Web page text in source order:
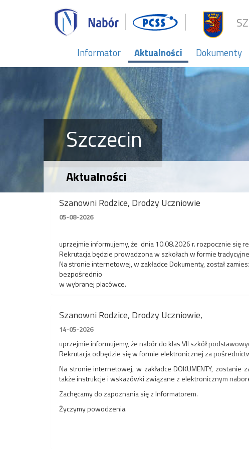
Informator Aktualności Dokumenty
Szczecin
Aktualności
Szanowni Rodzice, Drodzy Uczniowie
05-08-2026
uprzejmie informujemy, że dnia 10.08.2026 r. rozpocznie się
Rekrutacja będzie prowadzona w szkołach w formie
Na stronie internetowej, w zakładce Dokumenty, został
bezpośrednio
w wybranej placówce.
Szanowni Rodzice, Drodzy Uczniowie,
14-05-2026
uprzejmie informujemy, że nabór do klas VII szkół
Rekrutacja odbędzie się w formie elektronicznej za
Na stronie internetowej, w zakładce DOKUMENTY,
także instrukcje i wskazówki związane z elektronicznym
Zachęcamy do zapoznania się z Informatorem.
Życzymy powodzenia.